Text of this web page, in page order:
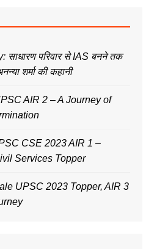
परिवार से IAS बनने तक
शर्मा की कहानी
AIR 2 – A Journey of
CSE 2023 AIR 1 –
Services Topper
UPSC 2023 Topper, AIR 3